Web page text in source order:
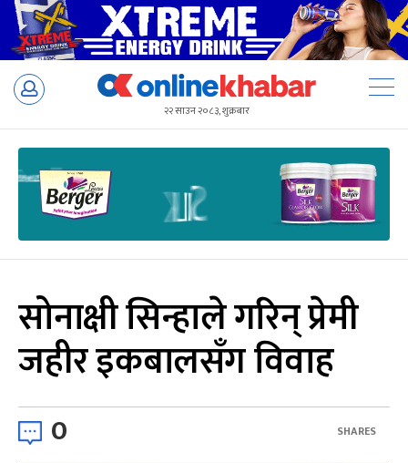
Skip
२२ साउन २०८३, शुक्रबार
सोनाक्षी सिन्हाले गरिन् प्रेमी
जहीर इकबालसँग विवाह
0 SHARES